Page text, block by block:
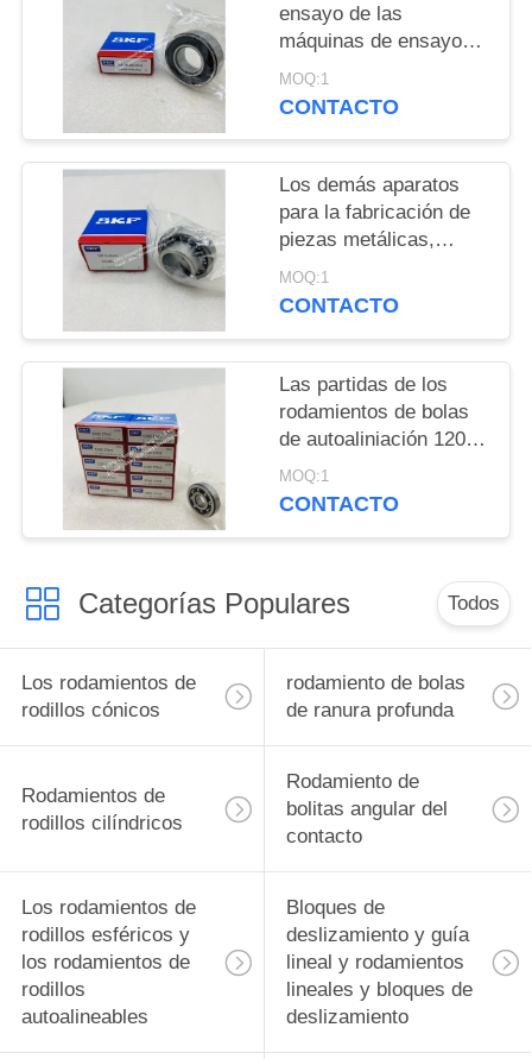
PRIVACY
POLICY
ensayo de las
máquinas de ensayo
deberán ser las
siguientes:
MOQ:1
CONTACTO
Los demás aparatos
para la fabricación de
piezas metálicas,
incluidos los aparatos
para la fabricación de
MOQ:1
CONTACTO
Las partidas de los
rodamientos de bolas
de autoaliniación 1200-
ETN9 se aplicarán a
los rodamientos de
MOQ:1
CONTACTO
Categorías Populares Todos
Los rodamientos de
rodillos cónicos
rodamiento de bolas
de ranura profunda
Rodamientos de
rodillos cilíndricos
Rodamiento de
bolitas angular del
contacto
Los rodamientos de
rodillos esféricos y
los rodamientos de
rodillos
autoalineables
Bloques de
deslizamiento y guía
lineal y rodamientos
lineales y bloques de
deslizamiento